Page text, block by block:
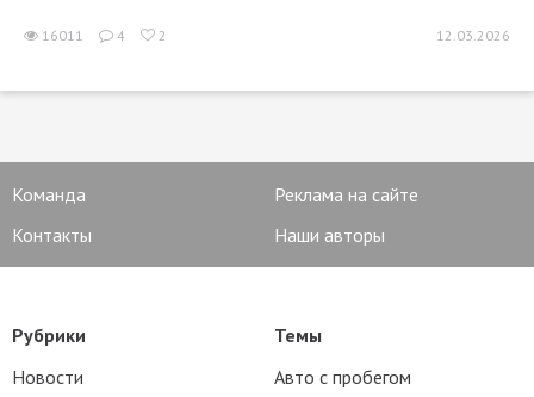
16011 4 2 12.03.2026
Команда
Реклама на сайте
Контакты
Наши авторы
Рубрики
Новости
Темы
Авто с пробегом